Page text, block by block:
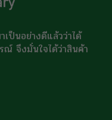
ป็นอย่างดีแล้วว่าได้
จึงมั่นใจได้ว่าสินค้า